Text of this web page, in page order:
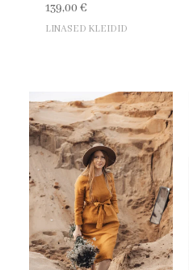
139,00€
LINASED KLEIDID